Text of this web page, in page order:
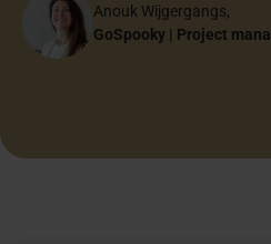
Mounir & Isa
Bruidspaar
Halima Özen-El Hajoui
Anouk Wijgergangs,
GoSpooky | Project
GoSpooky | Sr. Project
Lojain
Papa & Mama
Eventmanager
Anne-Martine Speelman
Founder Anne-Martine
Founder Bocha Food
Account Schiphol Group
Online strateeg
Founder Flawless
Mounir & Isa
Bruidspaar
Halima Özen-El Hajoui